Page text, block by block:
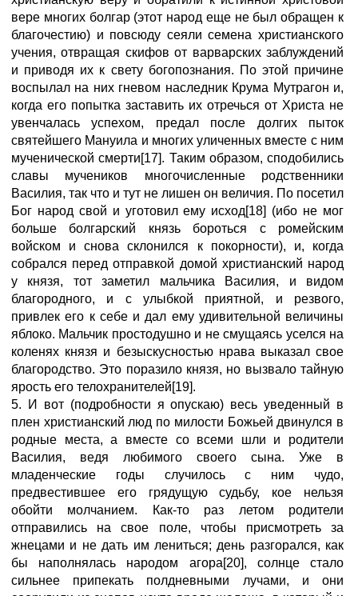
вере многих болгар (этот народ еще не был обращен к
благочестию) и повсюду сеяли семена христианского
учения, отвращая скифов от варварских заблуждений
и приводя их к свету богопознания. По этой причине
воспылал на них гневом наследник Крума Мутрагон и,
когда его попытка заставить их отречься от Христа не
увенчалась успехом, предал после долгих пыток
святейшего Мануила и многих уличенных вместе с ним
мученической смерти[17]. Таким образом, сподобились
славы мучеников многочисленные родственники
Василия, так что и тут не лишен он величия. По посетил
Бог народ свой и уготовил ему исход[18] (ибо не мог
больше болгарский князь бороться с ромейским
войском и снова склонился к покорности), и, когда
собрался перед отправкой домой христианский народ
у князя, тот заметил мальчика Василия, и видом
благородного, и с улыбкой приятной, и резвого,
привлек его к себе и дал ему удивительной величины
яблоко. Мальчик простодушно и не смущаясь уселся на
коленях князя и безыскусностью нрава выказал свое
благородство. Это поразило князя, но вызвало тайную
ярость его телохранителей[19].
5. И вот (подробности я опускаю) весь уведенный в
плен христианский люд по милости Божьей двинулся в
родные места, а вместе со всеми шли и родители
Василия, ведя любимого своего сына. Уже в
младенческие годы случилось с ним чудо,
предвестившее его грядущую судьбу, кое нельзя
обойти молчанием. Как-то раз летом родители
отправились на свое поле, чтобы присмотреть за
жнецами и не дать им лениться; день разгорался, как
бы наполнялась народом агора[20], солнце стало
сильнее припекать полдневными лучами, и они